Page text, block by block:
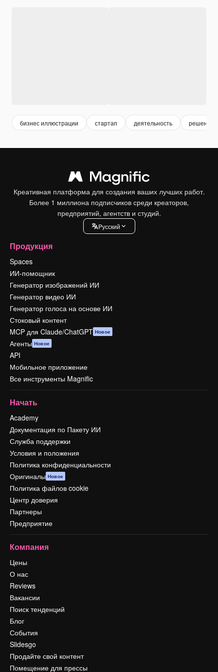
бизнес иллюстрации стартап деятельность решение
Креативная платформа для создания ваших лучших работ.
Более 1 миллиона подписчиков среди креаторов,
предприятий, агентств и студий.
Pусский
Продукция
Spaces
ИИ-помощник
Генератор изображений ИИ
Генератор видео ИИ
Генератор голоса на основе ИИ
Стоковый контент
MCP для Claude/ChatGPT Новое
Агенты Новое
API
Мобильное приложение
Все инструменты Magnific
Начать
Academy
Документация по Пакету ИИ
Служба поддержки
Условия и положения
Политика конфиденциальности
Оригиналы Новое
Политика файлов cookie
Центр доверия
Партнеры
Предприятие
Компания
Цены
О нас
Reviews
Вакансии
Поиск тенденций
Блог
События
Slidesgo
Продайте свой контент
Помещение для прессы